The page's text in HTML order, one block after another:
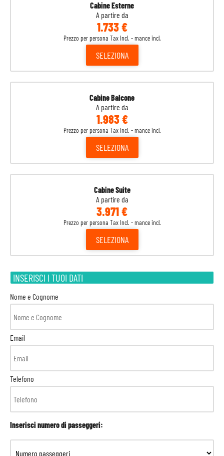
Cabine Esterne
A partire da
1.733 €
Prezzo per persona Tax Incl. - mance incl.
SELEZIONA
Cabine Balcone
A partire da
1.983 €
Prezzo per persona Tax Incl. - mance incl.
SELEZIONA
Cabine Suite
A partire da
3.971 €
Prezzo per persona Tax Incl. - mance incl.
SELEZIONA
INSERISCI I TUOI DATI
Nome e Cognome
Email
Telefono
Inserisci numero di passeggeri: